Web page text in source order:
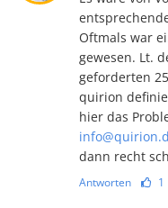
Oftmals war
gewesen. Lt.
geforderten
quirion
hier das
dann recht
Antworten 1